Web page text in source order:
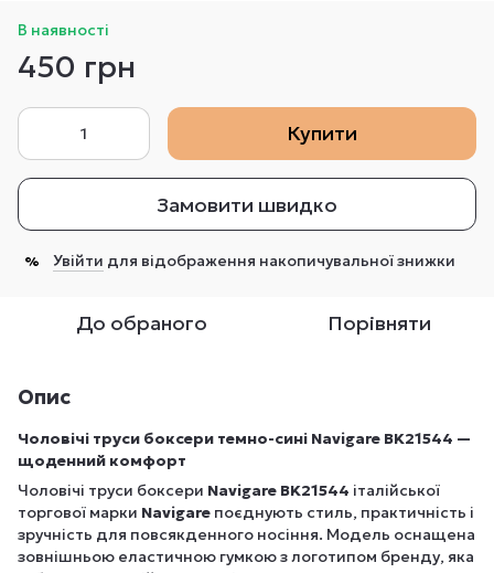
В наявності
450 грн
Купити
Замовити швидко
% Увійти для відображення накопичувальної знижки
До обраного Порівняти
Опис
Чоловічі труси боксери темно-сині Navigare BK21544 —
щоденний комфорт
Чоловічі труси боксери Navigare BK21544 італійської
торгової марки Navigare поєднують стиль, практичність і
зручність для повсякденного носіння. Модель оснащена
зовнішньою еластичною гумкою з логотипом бренду, яка